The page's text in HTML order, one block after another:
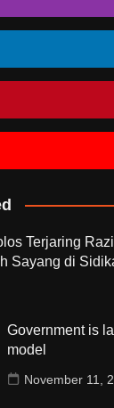
Terjaring
Sayang di
Government is
model
November 11,